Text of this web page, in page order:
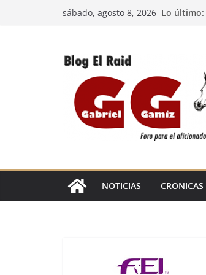
sábado, agosto 8, 2026 Lo último:
EL
NOTICIAS CRONICAS